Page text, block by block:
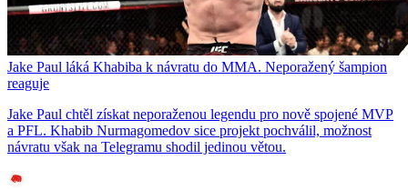
Jake Paul láká Khabiba k návratu do MMA. Neporažený šampion
reaguje
Jake Paul chtěl získat neporaženou legendu pro nově spojené MVP
a PFL. Khabib Nurmagomedov sice projekt pochválil, možnost
návratu však na Telegramu shodil jedinou větou.